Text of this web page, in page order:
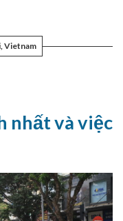
Vietnam
nhất và việc